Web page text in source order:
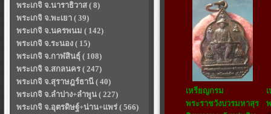
พระเกจิ จ.นาราธิวาส ( 8)
พระเกจิ จ.พะเยา ( 39)
พระเกจิ จ.นครพนม ( 142)
พระเกจิ จ.ระนอง ( 15)
พระเกจิ จ.กาฬสินธุ์ ( 108)
พระเกจิ จ.สกลนคร ( 247)
พระเกจิ จ.สุราษฎร์ธานี ( 40)
พระเกจิ จ.ลำปาง+ลำพูน ( 227)
พระเกจิ จ.อุตรดิษฐ์+น่าน+แพร่ ( 566)
เหรียญกรม
พระราชวังบวรมหาสุร